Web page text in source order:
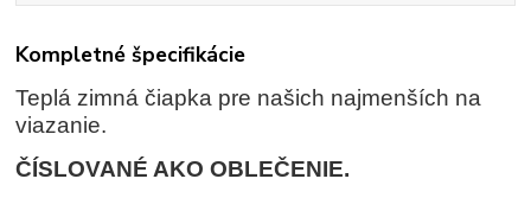
Kompletné špecifikácie
Teplá zimná čiapka pre našich najmenších na
viazanie.
ČÍSLOVANÉ AKO OBLEČENIE.